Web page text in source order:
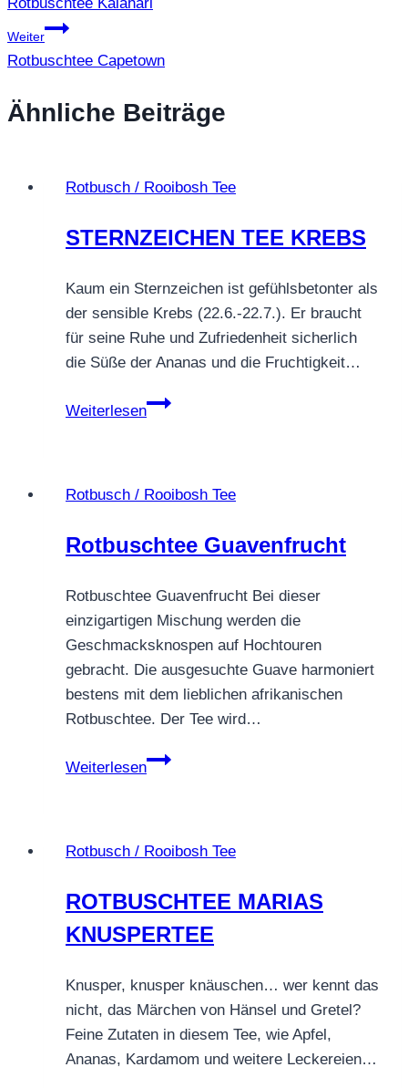
Weiter
Rotbuschtee Capetown
Ähnliche Beiträge
Rotbusch / Rooibosh Tee
STERNZEICHEN TEE KREBS
Kaum ein Sternzeichen ist gefühlsbetonter als
der sensible Krebs (22.6.-22.7.). Er braucht
für seine Ruhe und Zufriedenheit sicherlich
die Süße der Ananas und die Fruchtigkeit…
Weiterlesen
STERNZEICHEN
Rotbusch / Rooibosh Tee
Rotbuschtee Guavenfrucht
Rotbuschtee Guavenfrucht Bei dieser
einzigartigen Mischung werden die
Geschmacksknospen auf Hochtouren
gebracht. Die ausgesuchte Guave harmoniert
bestens mit dem lieblichen afrikanischen
Rotbuschtee. Der Tee wird…
Weiterlesen
Rotbuschtee
Rotbusch / Rooibosh Tee
ROTBUSCHTEE MARIAS
KNUSPERTEE
Knusper, knusper knäuschen… wer kennt das
nicht, das Märchen von Hänsel und Gretel?
Feine Zutaten in diesem Tee, wie Apfel,
Ananas, Kardamom und weitere Leckereien…